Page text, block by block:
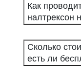
Как
налтрексон
Сколько
есть ли